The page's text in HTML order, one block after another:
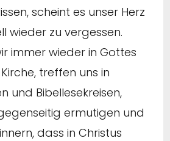
scheint es unser Herz
wieder zu vergessen.
immer wieder in Gottes
treffen uns in
und Bibellesekreisen,
ermutigen und
dass in Christus